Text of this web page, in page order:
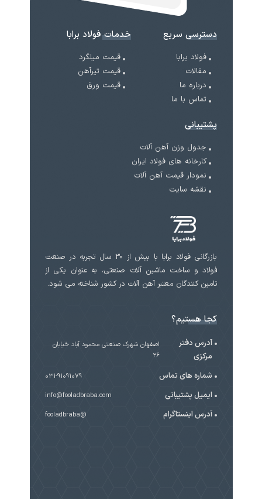
دسترسی سریع
فولاد برابا
مقالات
درباره ما
تماس با ما
خدمات فولاد برابا
قیمت میلگرد
قیمت تیرآهن
قیمت ورق
پشتیبانی
جدول وزن آهن آلات
کارخانه های فولاد ایران
نمودار قیمت آهن آلات
نقشه سایت
بازرگانی فولاد برابا با بیش از 30 سال تجربه در صنعت
فولاد و ساخت ماشین آلات صنعتی، به عنوان یکی از
تامین کنندگان معتبر آهن آلات در کشور شناخته می شود.
کجا هستیم؟
آدرس دفتر
مرکزی
اصفهان شهرک صنعتی محمود آباد خیابان
۲۶
شماره های تماس 031-91091079
ایمیل پشتیبانی info@fooladbraba.com
آدرس اینستاگرام @fooladbraba